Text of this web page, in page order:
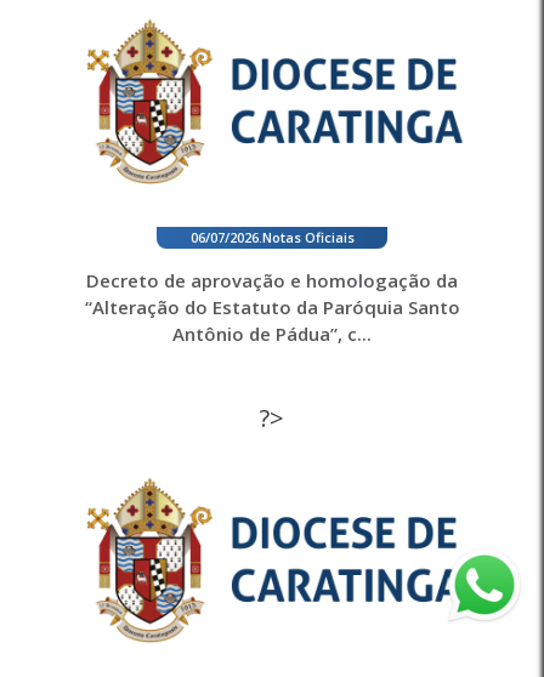
06/07/2026. Notas Oficiais
Decreto de aprovação e homologação da
“Alteração do Estatuto da Paróquia Santo
Antônio de Pádua”, c...
?>